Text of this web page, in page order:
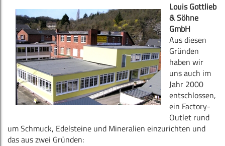
Louis Gottlieb
& Söhne
GmbH
Aus diesen
Gründen
haben wir
uns auch im
Jahr 2000
entschlossen,
ein Factory-
Outlet rund
um Schmuck, Edelsteine und Mineralien einzurichten und
das aus zwei Gründen: